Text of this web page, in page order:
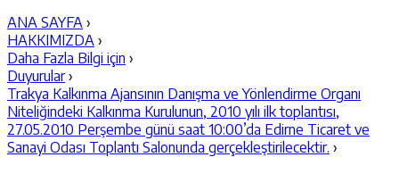
ANA SAYFA ›
HAKKIMIZDA ›
Daha Fazla Bilgi için ›
Duyurular ›
Trakya Kalkınma Ajansının Danışma ve Yönlendirme Organı
Niteliğindeki Kalkınma Kurulunun, 2010 yılı ilk toplantısı,
27.05.2010 Perşembe günü saat 10:00’da Edirne Ticaret ve
Sanayi Odası Toplantı Salonunda gerçekleştirilecektir. ›